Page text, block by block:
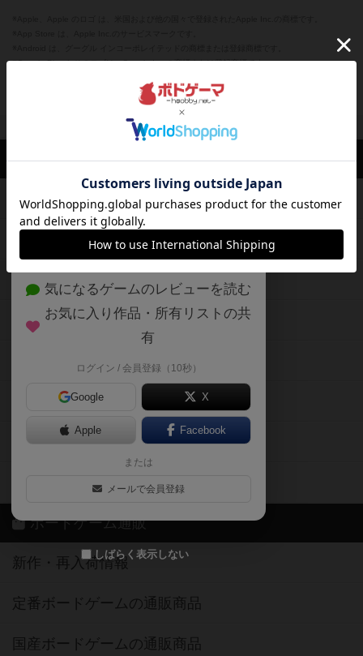
※Google Play とそのロゴは、Google Inc.の商標または登録商標です。
ボドとも一覧 わぼちゃん@ゲームデザイナー🐣
閉じる
ボードゲームのプレイ履歴を記録し
て、
自分のデータを管理しませんか？
約75,000人がボドゲーマを利用中！
気になるゲームのレビューを読む
お気に入り作品・所有リストの共
有
ログイン / 会員登録（10秒）
Google X
Apple Facebook
または
メールで会員登録
しばらく表示しない
ボドゲーマTOP
ボードゲームを検索する
ボードゲームの新着レビュー
ボードゲーム会情報
メカニクス特集
掲示板・トピックス
ボドとも・会員一覧
ボードゲーム業界コラム
ボドゲーマご利用案内
ボードゲーム通販
新作・再入荷情報
定番ボードゲームの通販商品
国産ボードゲームの通販商品